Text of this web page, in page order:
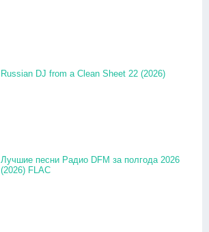
Russian DJ from a Clean Sheet 22 (2026)
Лучшие песни Радио DFM за полгода 2026
(2026) FLAC